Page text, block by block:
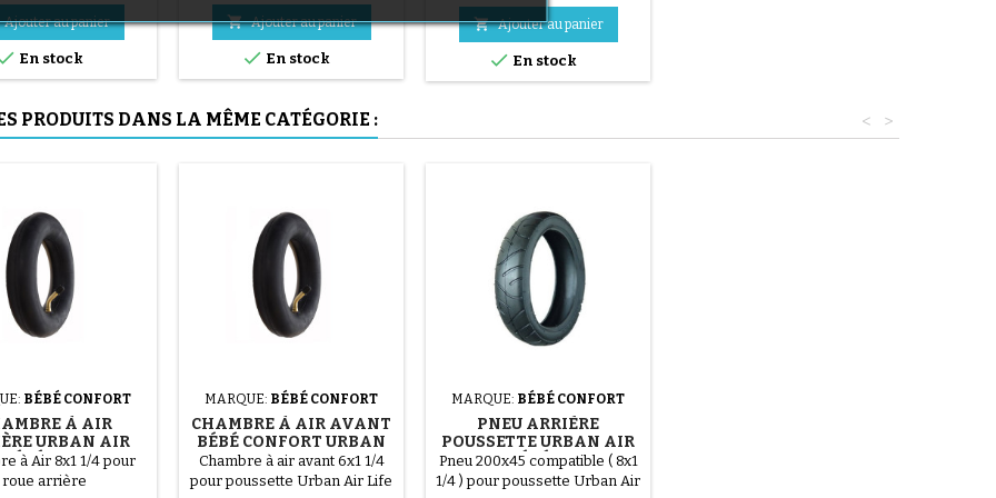
(1 avis)
Ajouter au panier
En stock
en acier ( gris ) Le montage du
pneu se fait sans outils et
uniquement à la main, cela
évite de percer la chambre à
 Ajouter au panier
 En stock
 Ajouter au panier
 En stock
PRODUITS DANS LA MÊME CATÉGORIE : >
<
BÉBÉ CONFORT
À AIR
URBAN AIR
CONFORT
à Air 8x1 1/4 pour
roue arrière
MARQUE: BÉBÉ CONFORT
CHAMBRE À AIR AVANT
BÉBÉ CONFORT URBAN
AIR LIFE
Chambre à air avant 6x1 1/4
pour poussette Urban Air Life
MARQUE: BÉBÉ CONFORT
PNEU ARRIÈRE
POUSSETTE URBAN AIR
LIFE DE BÉBÉ CONFORT
Pneu 200x45 compatible ( 8x1
1/4 ) pour poussette Urban Air